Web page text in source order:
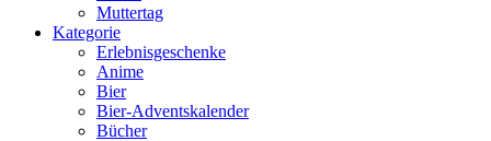
Muttertag
Kategorie
Erlebnisgeschenke
Anime
Bier
Bier-Adventskalender
Bücher